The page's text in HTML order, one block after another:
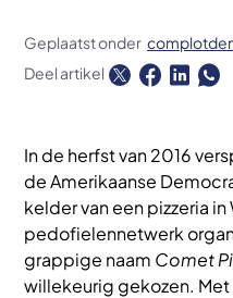
Geplaatst onder
Deel artikel
In de herfst van 2016
de Amerikaanse
kelder van een pizzeria
pedofielennetwerk
grappige naam Comet
willekeurig gekozen.